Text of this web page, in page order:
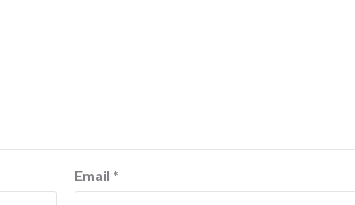
Email *